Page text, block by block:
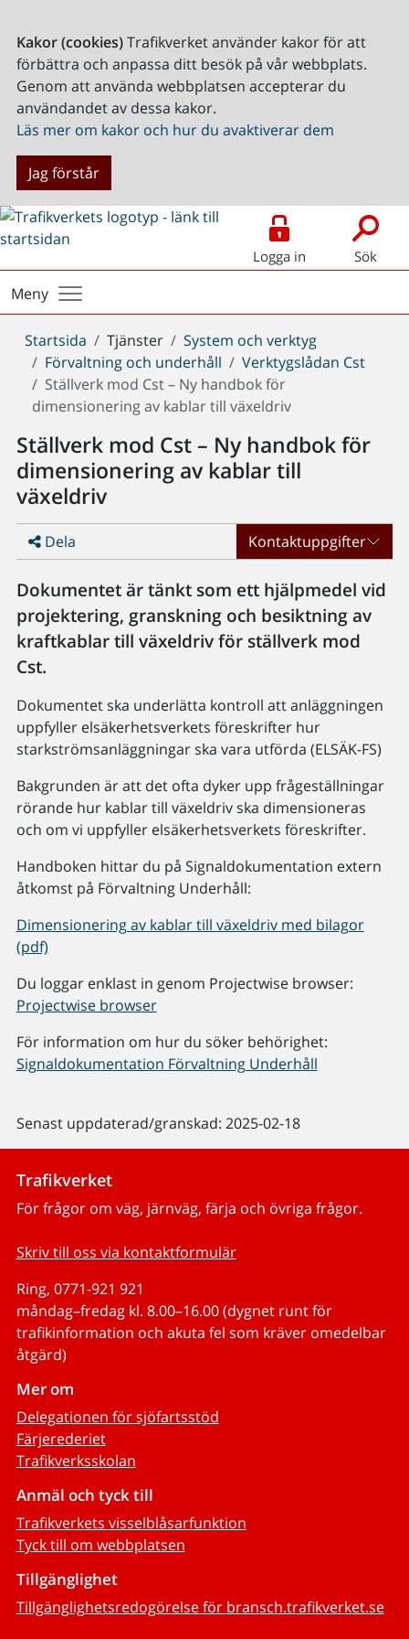
Kakor (cookies)Trafikverket använder kakor för att
förbättra och anpassa ditt besök på vår webbplats.
Genom att använda webbplatsen accepterar du
användandet av dessa kakor.
Läs mer om kakor och hur du avaktiverar dem
Jag förstår
Logga in Sök
Meny
Du
är
här:
Startsida Tjänster
System och verktyg
Förvaltning och underhåll
Verktygslådan Cst
Ställverk mod Cst – Ny handbok för
dimensionering av kablar till växeldriv
Ställverk mod Cst – Ny handbok för
dimensionering av kablar till
växeldriv
Dela Kontaktuppgifter
Dokumentet är tänkt som ett hjälpmedel vid
projektering, granskning och besiktning av
kraftkablar till växeldriv för ställverk mod
Cst.
Dokumentet ska underlätta kontroll att anläggningen
uppfyller elsäkerhetsverkets föreskrifter hur
starkströmsanläggningar ska vara utförda (ELSÄK-FS)
Bakgrunden är att det ofta dyker upp frågeställningar
rörande hur kablar till växeldriv ska dimensioneras
och om vi uppfyller elsäkerhetsverkets föreskrifter.
Handboken hittar du på Signaldokumentation extern
åtkomst på Förvaltning Underhåll:
Dimensionering av kablar till växeldriv med bilagor
(pdf)
Du loggar enklast in genom Projectwise browser:
Projectwise browser
För information om hur du söker behörighet:
Signaldokumentation Förvaltning Underhåll
Senast uppdaterad/granskad: 2025-02-18
Trafikverket
För frågor om väg, järnväg, färja och övriga frågor.
Skriv till oss via kontaktformulär
Ring, 0771-921 921
måndag–fredag kl. 8.00–16.00 (dygnet runt för
trafikinformation och akuta fel som kräver omedelbar
åtgärd)
Mer om
Delegationen för sjöfartsstöd
Färjerederiet
Trafikverksskolan
Anmäl och tyck till
Trafikverkets visselblåsarfunktion
Tyck till om webbplatsen
Tillgänglighet
Tillgänglighetsredogörelse för bransch.trafikverket.se